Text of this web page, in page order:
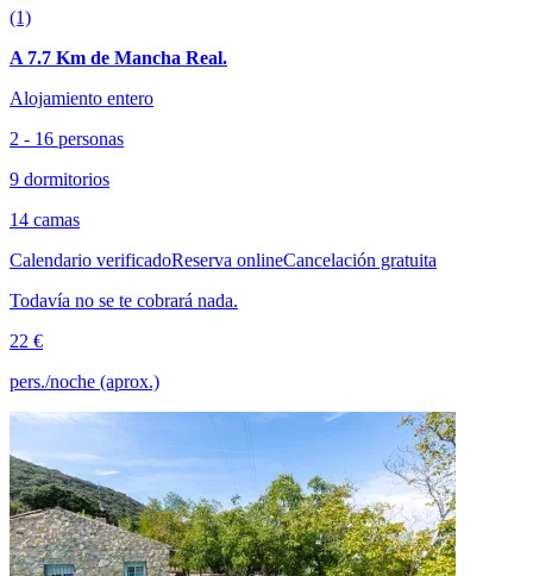
(1)
A 7.7 Km de Mancha Real.
Alojamiento entero
2 - 16 personas
9 dormitorios
14 camas
Calendario verificadoReserva onlineCancelación gratuita
Todavía no se te cobrará nada.
22 €
pers./noche (aprox.)